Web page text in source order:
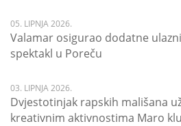
05. LIPNJA 2026.
Valamar osigurao dodatne
spektakl u Poreču
03. LIPNJA 2026.
Dvjestotinjak rapskih mališana
kreativnim aktivnostima Maro